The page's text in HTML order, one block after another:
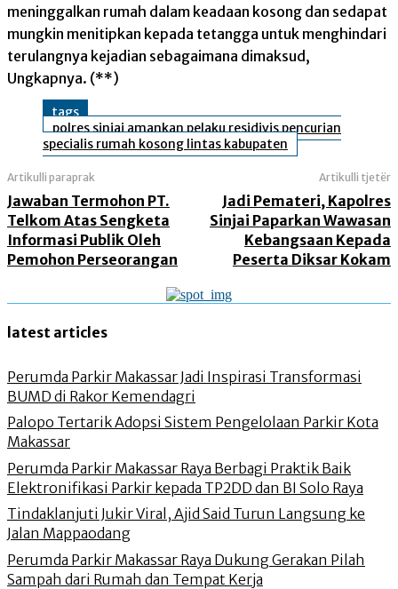
meninggalkan rumah dalam keadaan kosong dan sedapat
mungkin menitipkan kepada tetangga untuk menghindari
terulangnya kejadian sebagaimana dimaksud,
Ungkapnya. (**)
tags
polres sinjai amankan pelaku residivis pencurian
specialis rumah kosong lintas kabupaten
Artikulli paraprak
Jawaban Termohon PT.
Telkom Atas Sengketa
Informasi Publik Oleh
Pemohon Perseorangan
Artikulli tjetër
Jadi Pemateri, Kapolres
Sinjai Paparkan Wawasan
Kebangsaan Kepada
Peserta Diksar Kokam
latest articles
Perumda Parkir Makassar Jadi Inspirasi Transformasi
BUMD di Rakor Kemendagri
Palopo Tertarik Adopsi Sistem Pengelolaan Parkir Kota
Makassar
Perumda Parkir Makassar Raya Berbagi Praktik Baik
Elektronifikasi Parkir kepada TP2DD dan BI Solo Raya
Tindaklanjuti Jukir Viral, Ajid Said Turun Langsung ke
Jalan Mappaodang
Perumda Parkir Makassar Raya Dukung Gerakan Pilah
Sampah dari Rumah dan Tempat Kerja